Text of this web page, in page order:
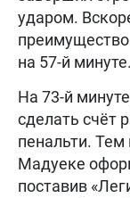
ударом.
преимущество
на 57-й минуте.
На 73-й
сделать счёт
пенальти.
Мадуеке
поставив